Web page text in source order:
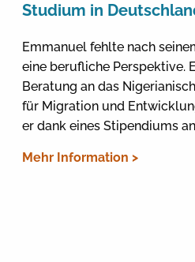
Studium in
Emmanuel fehlte nach
eine berufliche Perspektive.
Beratung an das
für Migration und
er dank eines Stipendiums
Mehr Information >